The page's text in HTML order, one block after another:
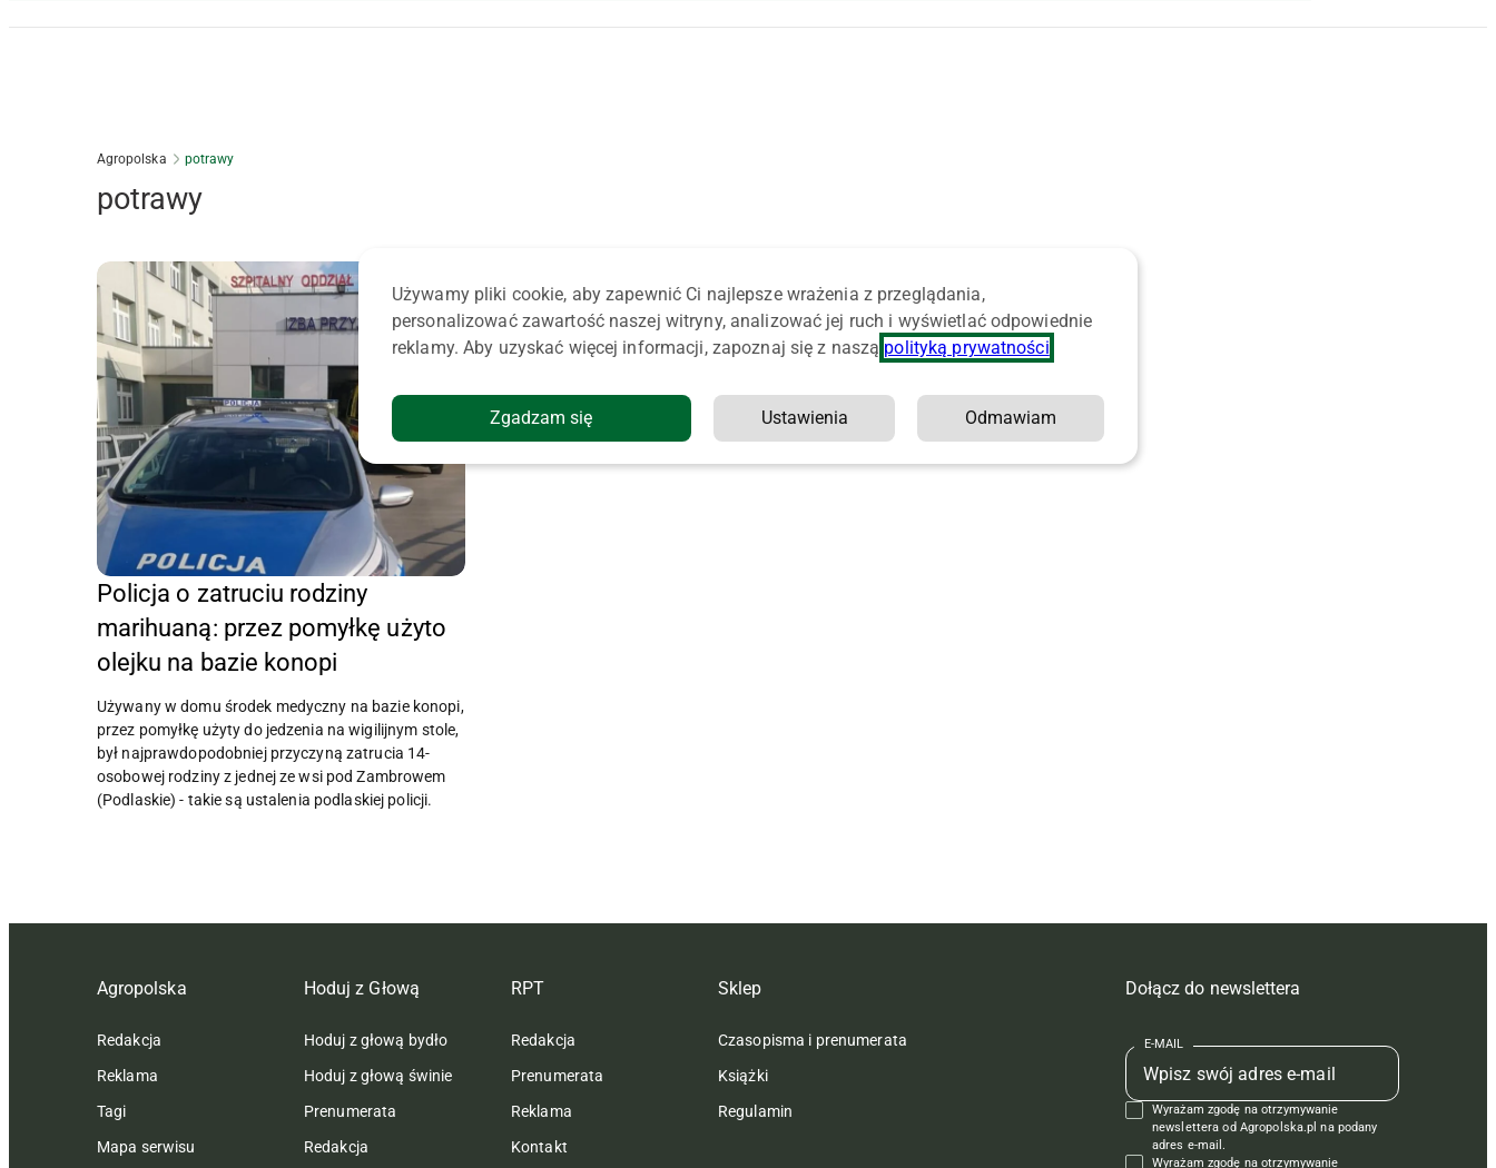
Agropolska potrawy
potrawy
Policja o zatruciu rodziny
marihuaną: przez pomyłkę użyto
olejku na bazie konopi
Używany w domu środek medyczny na bazie konopi,
przez pomyłkę użyty do jedzenia na wigilijnym stole,
był najprawdopodobniej przyczyną zatrucia 14-
osobowej rodziny z jednej ze wsi pod Zambrowem
(Podlaskie) - takie są ustalenia podlaskiej policji.
Agropolska
Redakcja
Reklama
Tagi
Mapa serwisu
Hoduj z Głową
Hoduj z głową bydło
Hoduj z głową świnie
Prenumerata
Redakcja
RPT
Redakcja
Prenumerata
Reklama
Kontakt
Sklep
Czasopisma i prenumerata
Książki
Regulamin
Dołącz do newslettera
E-MAIL
Wyrażam zgodę na otrzymywanie
newslettera od Agropolska.pl na podany
adres e-mail.
Wyrażam zgodę na otrzymywanie
Używamy pliki cookie, aby zapewnić Ci najlepsze wrażenia z przeglądania,
personalizować zawartość naszej witryny, analizować jej ruch i wyświetlać odpowiednie
reklamy. Aby uzyskać więcej informacji, zapoznaj się z naszą polityką prywatności
Zgadzam się Ustawienia Odmawiam